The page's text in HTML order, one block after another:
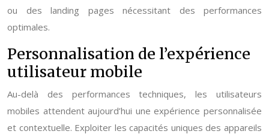
ou des landing pages nécessitant des performances
optimales.
Personnalisation de l’expérience
utilisateur mobile
Au-delà des performances techniques, les utilisateurs
mobiles attendent aujourd’hui une expérience personnalisée
et contextuelle. Exploiter les capacités uniques des appareils